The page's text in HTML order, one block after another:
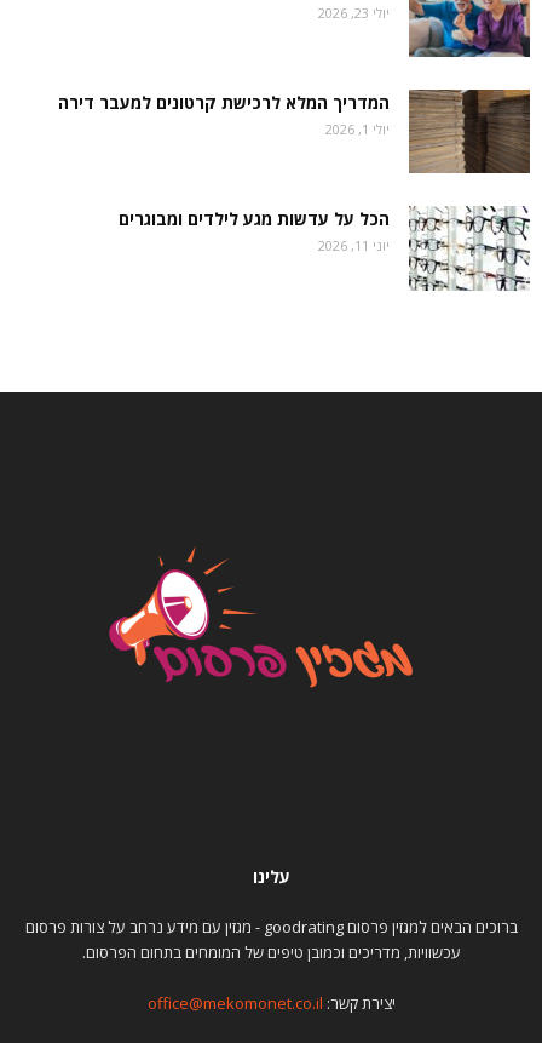
יולי 23, 2026
המדריך המלא לרכישת קרטונים למעבר דירה
יולי 1, 2026
הכל על עדשות מגע לילדים ומבוגרים
יוני 11, 2026
עלינו
ברוכים הבאים למגזין פרסום goodrating - מגזין עם מידע נרחב על צורות פרסום
עכשוויות, מדריכים וכמובן טיפים של המומחים בתחום הפרסום.
יצירת קשר: office@mekomonet.co.il